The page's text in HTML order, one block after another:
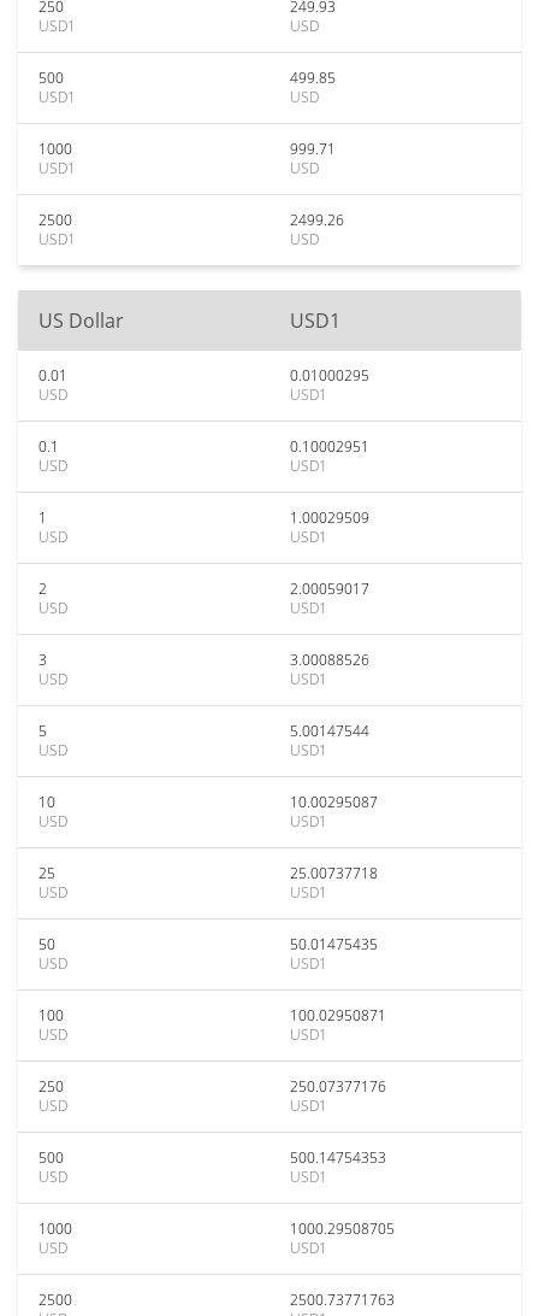
250
USD1
249.93
USD
500
USD1
499.85
USD
1000
USD1
999.71
USD
2500
USD1
2499.26
USD
US Dollar USD1
0.01
USD
0.01000295
USD1
0.1
USD
0.10002951
USD1
1
USD
1.00029509
USD1
2
USD
2.00059017
USD1
3
USD
3.00088526
USD1
5
USD
5.00147544
USD1
10
USD
10.00295087
USD1
25
USD
25.00737718
USD1
50
USD
50.01475435
USD1
100
USD
100.02950871
USD1
250
USD
250.07377176
USD1
500
USD
500.14754353
USD1
1000
USD
1000.29508705
USD1
2500
2500.73771763